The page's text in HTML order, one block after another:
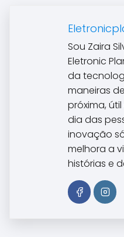
Sou Zaira
Eletronic
da
maneiras
próxima,
dia das
inovação
melhora a
histórias e